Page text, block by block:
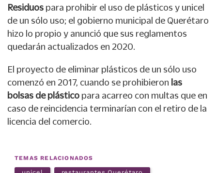
Residuos para prohibir el uso de plásticos y unicel
de un sólo uso; el gobierno municipal de Querétaro
hizo lo propio y anunció que sus reglamentos
quedarán actualizados en 2020.
El proyecto de eliminar plásticos de un sólo uso
comenzó en 2017, cuando se prohibieron las
bolsas de plástico para acarreo con multas que en
caso de reincidencia terminarían con el retiro de la
licencia del comercio.
TEMAS RELACIONADOS